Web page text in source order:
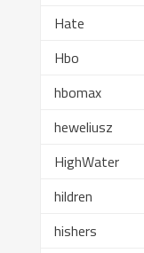
Hate
Hbo
hbomax
heweliusz
HighWater
hildren
hishers